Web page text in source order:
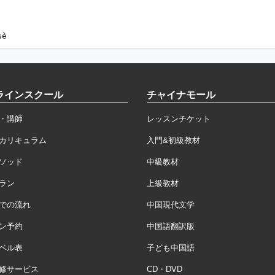
インスクール
講師
リキュラム
ッド
ン
の流れ
予約
ル表
サービス
チャイナモール
レッスンチケット
入門&初級教材
中級教材
上級教材
中国現代文学
中国語翻訳版
子ども中国語
CD・DVD